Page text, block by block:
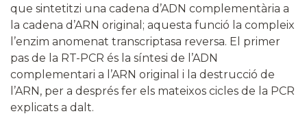
que sintetitzi una cadena d’ADN complementària a
la cadena d’ARN original; aquesta funció la compleix
l’enzim anomenat transcriptasa reversa. El primer
pas de la RT-PCR és la síntesi de l’ADN
complementari a l’ARN original i la destrucció de
l’ARN, per a després fer els mateixos cicles de la PCR
explicats a dalt.